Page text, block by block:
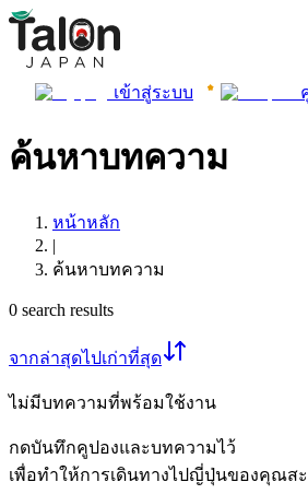
เข้าสู่ระบบ
ค้นหาบทความ
หน้าหลัก
|
ค้นหาบทความ
0 search results
จากล่าสุดไปเก่าที่สุด
ไม่มีบทความที่พร้อมใช้งาน
กดบันทึกคูปองและบทความไว้
เพื่อทำให้การเดินทางไปญี่ปุ่นของคุณส